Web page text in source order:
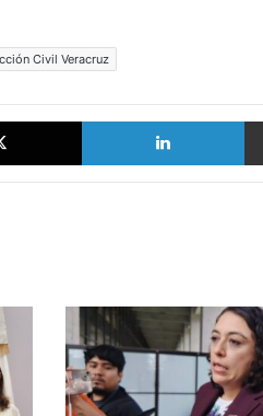
Civil Veracruz
X